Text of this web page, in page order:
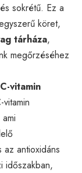
sokrétű. Ez a
köret,
tárháza,
megőrzéséhez
C-vitamin
antioxidáns
időszakban,